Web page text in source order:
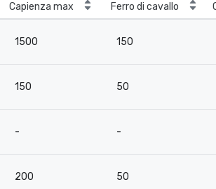
Capienza max Ferro di cavallo
1500 150
150 50
- -
200 50